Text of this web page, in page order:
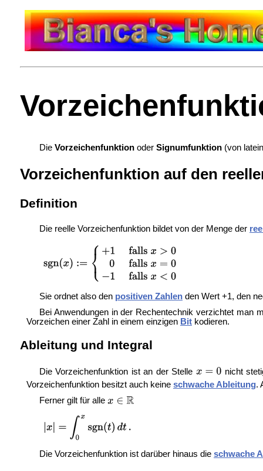
Die Vorzeichenfunktionoder Signumfunktion(von
Vorzeichenfunktion auf den
Definition
Die reelle Vorzeichenfunktion bildet von der Menge der
Sie ordnet also den positiven Zahlenden Wert +1, den
Bei Anwendungen in der Rechentechnik verzichtet man
Vorzeichen einer Zahl in einem einzigen Bitkodieren.
Ableitung und Integral
Die Vorzeichenfunktion ist an der Stelle
nicht
Vorzeichenfunktion besitzt auch keine schwache Ableitung.
Ferner gilt für alle
Die Vorzeichenfunktion ist darüber hinaus die schwache